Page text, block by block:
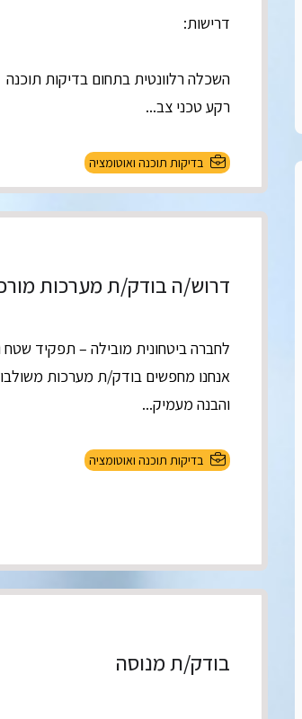
דרישות:
השכלה רלוונטית בתחום בדיקות תוכנה
רקע טכני צב...
בדיקות תוכנה ואוטומציה
דרוש/ה בודק/ת מערכות
לחברה ביטחונית מובילה – תפקיד שטח
אנחנו מחפשים בודק/ת מערכות
והבנה מעמיק...
בדיקות תוכנה ואוטומציה
בודק/ת מנוסה